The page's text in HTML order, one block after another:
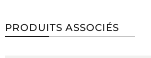
PRODUITS ASSOCIÉS